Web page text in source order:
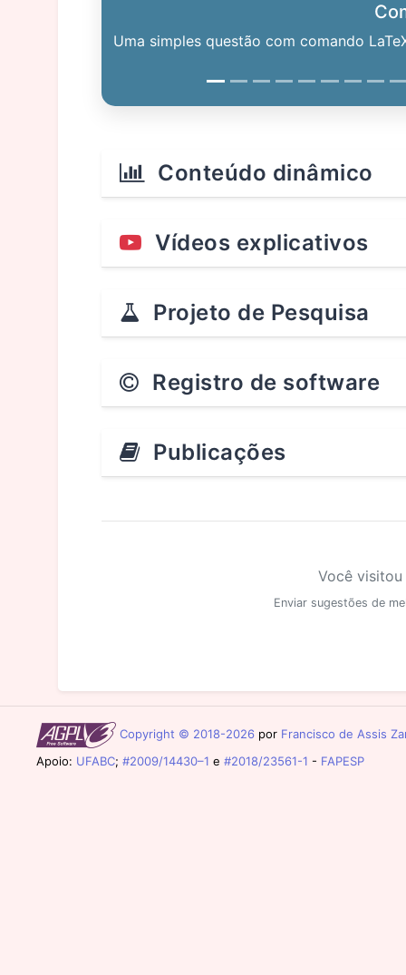
Uma simples questão com comando
Conteúdo dinâmico
Vídeos explicativos
Projeto de Pesquisa
Registro de software
Publicações
Você
Enviar sugestões de
Copyright © 2018-2026 por Francisco de Assis
Apoio: UFABC; #2009/14430–1 e #2018/23561-1 - FAPESP